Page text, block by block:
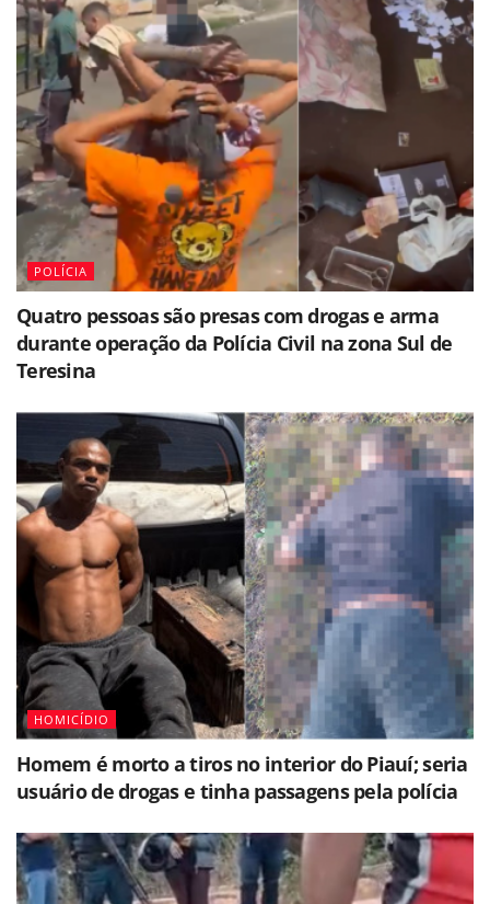
POLÍCIA
Quatro pessoas são presas com drogas e arma
durante operação da Polícia Civil na zona Sul de
Teresina
HOMICÍDIO
Homem é morto a tiros no interior do Piauí; seria
usuário de drogas e tinha passagens pela polícia